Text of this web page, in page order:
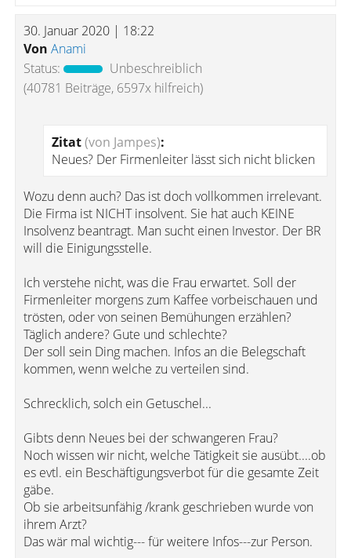
30. Januar 2020 | 18:22
Von Anami
Status:
Unbeschreiblich
(40781 Beiträge, 6597x hilfreich)
Zitat(von Jampes):
Neues? Der Firmenleiter lässt sich nicht blicken
Wozu denn auch? Das ist doch vollkommen irrelevant.
Die Firma ist NICHT insolvent. Sie hat auch KEINE
Insolvenz beantragt. Man sucht einen Investor. Der BR
will die Einigungsstelle.
Ich verstehe nicht, was die Frau erwartet. Soll der
Firmenleiter morgens zum Kaffee vorbeischauen und
trösten, oder von seinen Bemühungen erzählen?
Täglich andere? Gute und schlechte?
Der soll sein Ding machen. Infos an die Belegschaft
kommen, wenn welche zu verteilen sind.
Schrecklich, solch ein Getuschel...
Gibts denn Neues bei der schwangeren Frau?
Noch wissen wir nicht, welche Tätigkeit sie ausübt....ob
es evtl. ein Beschäftigungsverbot für die gesamte Zeit
gäbe.
Ob sie arbeitsunfähig /krank geschrieben wurde von
ihrem Arzt?
Das wär mal wichtig--- für weitere Infos---zur Person.